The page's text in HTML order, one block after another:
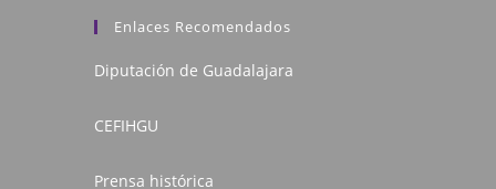
Enlaces Recomendados
Diputación de Guadalajara
CEFIHGU
Prensa histórica